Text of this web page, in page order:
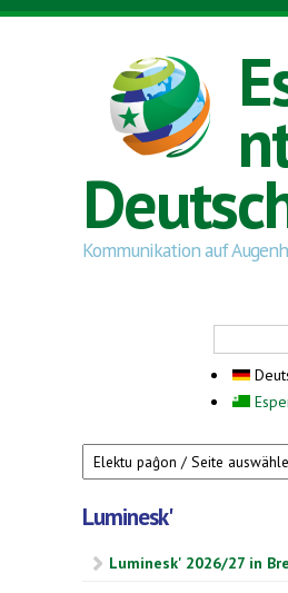
Direkt zum Inhalt
Kommunikation auf
Luminesk'
Luminesk' 2026/27 in